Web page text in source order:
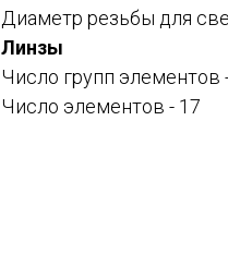
Диаметр резьбы для
Линзы
Число групп элементов
Число элементов - 17